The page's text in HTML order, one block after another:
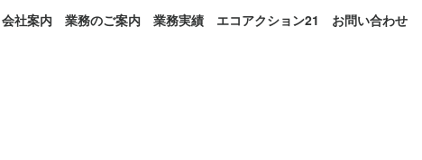
会社案内 業務のご案内 業務実績 エコアクション21 お問い合わせ